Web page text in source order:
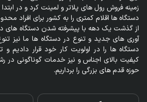
حوزه قدم های بزرگی را برداریم.